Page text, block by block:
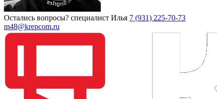
Остались вопросы? специалист Илья 7 (931) 225-70-73
m48@krepcom.ru